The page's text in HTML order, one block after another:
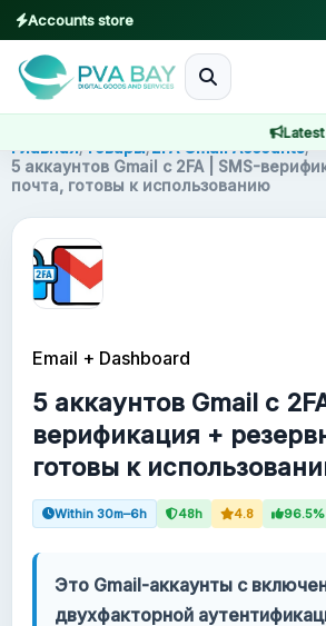
Accounts store
Latest
MENU
Товары
Блог
About
2FA
FAQ
Главная/ Товары/2FA Gmail Accounts/
5 аккаунтов Gmail с 2FA | SMS-
почта, готовы к использованию
Email + Dashboard
5 аккаунтов Gmail с
верификация +
готовы к
Within 30m–6h 48h 4.8 96.5%
Это Gmail-аккаунты с
двухфакторной